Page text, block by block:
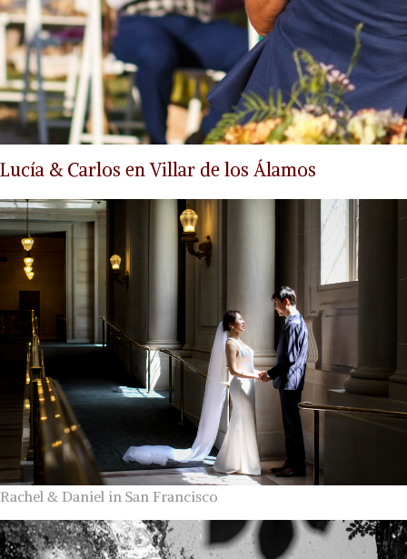
Lucía & Carlos en Villar de los Álamos
Rachel & Daniel in San Francisco